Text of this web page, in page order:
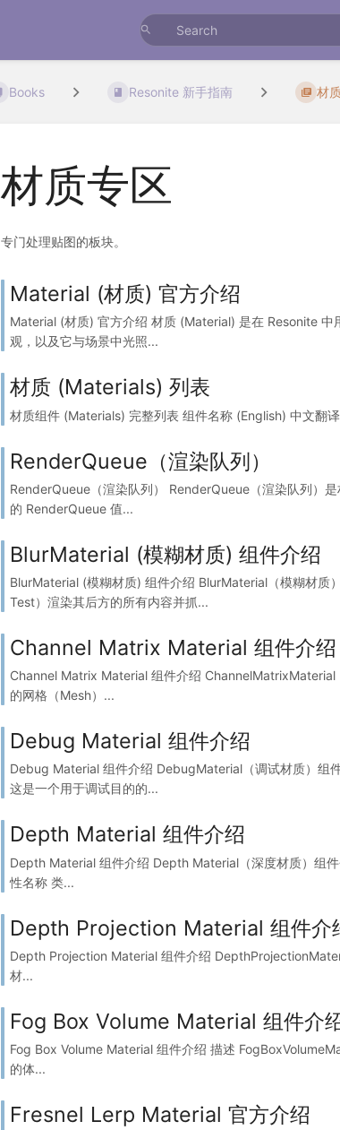
Books Resonite 新手指南 材
材质专区
专门处理贴图的板块。
Material (材质) 官方介绍
Material (材质) 官方介绍 材质 (Material) 是在 Resonite
观，以及它与场景中光照...
材质 (Materials) 列表
材质组件 (Materials) 完整列表 组件名称 (English) 中文翻
RenderQueue（渲染队列）
RenderQueue（渲染队列） RenderQueue（渲染队列）
的 RenderQueue 值...
BlurMaterial (模糊材质) 组件介绍
BlurMaterial (模糊材质) 组件介绍 BlurMaterial（模糊材质
Test）渲染其后方的所有内容并抓...
Channel Matrix Material 组件介绍
Channel Matrix Material 组件介绍 ChannelMatrixMaterial
的网格（Mesh）...
Debug Material 组件介绍
Debug Material 组件介绍 DebugMaterial（调试材质）组
这是一个用于调试目的的...
Depth Material 组件介绍
Depth Material 组件介绍 Depth Material（深度材质）组
性名称 类...
Depth Projection Material 组件介
Depth Projection Material 组件介绍
材...
Fog Box Volume Material 组件介
Fog Box Volume Material 组件介绍 描述
的体...
Fresnel Lerp Material 官方介绍